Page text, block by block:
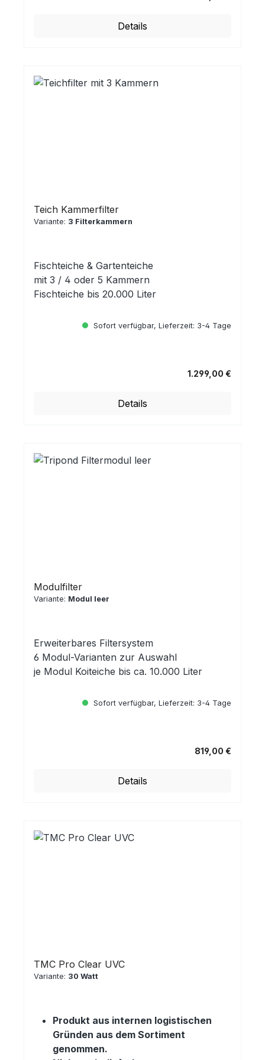
Details
Teich Kammerfilter
Variante: 3 Filterkammern
Fischteiche & Gartenteiche
mit 3 / 4 oder 5 Kammern
Fischteiche bis 20.000 Liter
Sofort verfügbar, Lieferzeit: 3-4 Tage
1.299,00 €
Details
Modulfilter
Variante: Modul leer
Erweiterbares Filtersystem
6 Modul-Varianten zur Auswahl
je Modul Koiteiche bis ca. 10.000 Liter
Sofort verfügbar, Lieferzeit: 3-4 Tage
819,00 €
Details
TMC Pro Clear UVC
Variante: 30 Watt
Produkt aus internen logistischen
Gründen aus dem Sortiment
genommen.